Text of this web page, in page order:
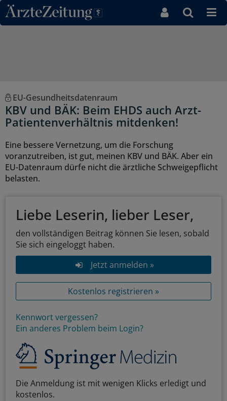
Direkt zum Inhaltsbereich
EU-Gesundheitsdatenraum
KBV und BÄK: Beim EHDS auch Arzt-
Patientenverhältnis mitdenken!
Eine bessere Vernetzung, um die Forschung
voranzutreiben, ist gut, meinen KBV und BÄK. Aber ein
EU-Datenraum dürfe nicht die ärztliche Schweigepflicht
belasten.
Liebe Leserin, lieber Leser,
den vollständigen Beitrag können Sie lesen, sobald
Sie sich eingeloggt haben.
Jetzt anmelden »
Kostenlos registrieren »
Kennwort vergessen?
Ein anderes Problem beim Login?
Die Anmeldung ist mit wenigen Klicks erledigt und
kostenlos.